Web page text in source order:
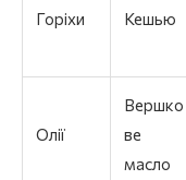
Горіхи Кешью
Олії
Вершко
ве
масло